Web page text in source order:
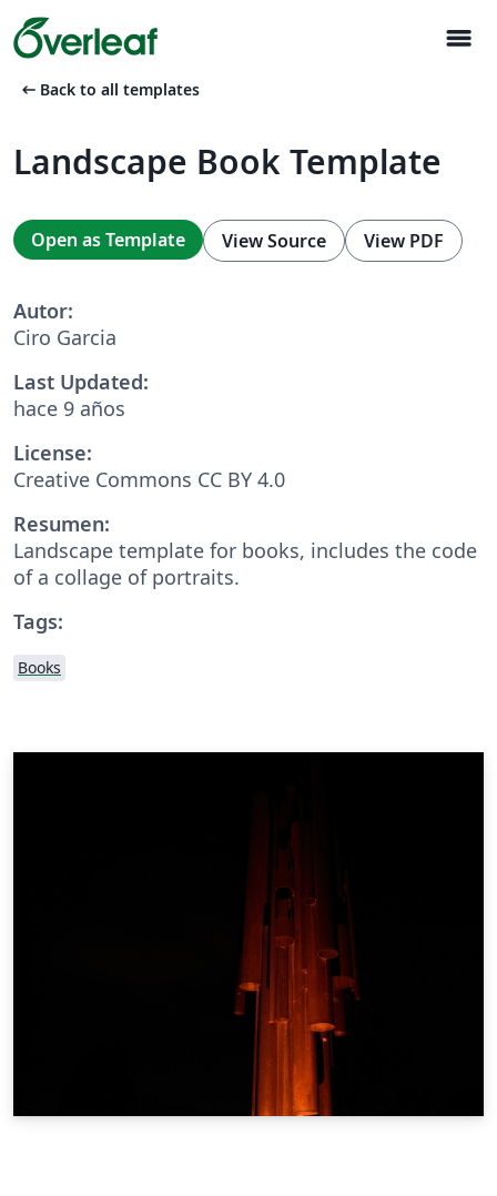
menu
arrow_left_alt Back to all templates
Landscape Book Template
Open as Template View Source View PDF
Autor:
Ciro Garcia
Last Updated:
hace 9 años
License:
Creative Commons CC BY 4.0
Resumen:
Landscape template for books, includes the code
of a collage of portraits.
Tags:
Books